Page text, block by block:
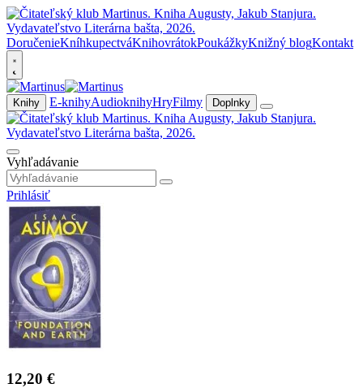
DoručenieKníhkupectváKnihovrátokPoukážkyKnižný blogKontakt
Knihy E-knihyAudioknihyHryFilmy Doplnky
Vyhľadávanie
Prihlásiť
12,20 €